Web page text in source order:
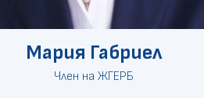
Мария Габриел
Член на ЖГЕРБ